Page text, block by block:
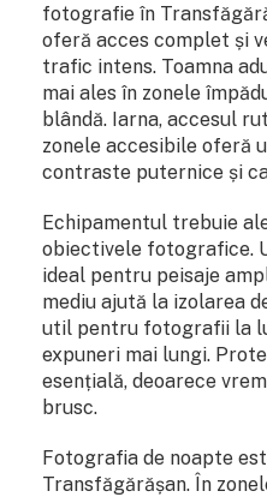
fotografie în
oferă acces complet și
trafic intens. Toamna
mai ales în zonele
blândă. Iarna, accesul
zonele accesibile oferă
contraste puternice și
Echipamentul trebuie
obiectivele fotografice.
ideal pentru peisaje
mediu ajută la izolarea
util pentru fotografii la
expuneri mai lungi.
esențială, deoarece
brusc.
Fotografia de noapte
Transfăgărășan. În